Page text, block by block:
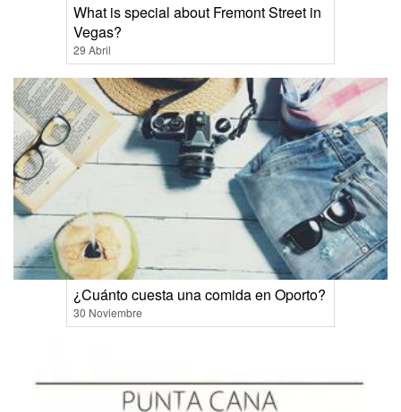
What is special about Fremont Street in
Vegas?
29 Abril
¿Cuánto cuesta una comida en Oporto?
30 Noviembre